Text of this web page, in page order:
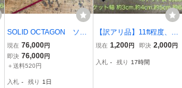
SOLID OCTAGON ソリ
ッドオクタゴン 8.3ft #3
現在 76,000円
即決 76,000円
＋送料520円
入札 - 残り 1日
【訳アリ品】11ft程度、4
pc用 自作竿袋
現在 1,200円 即決 2,000円
入札 - 残り 17時間